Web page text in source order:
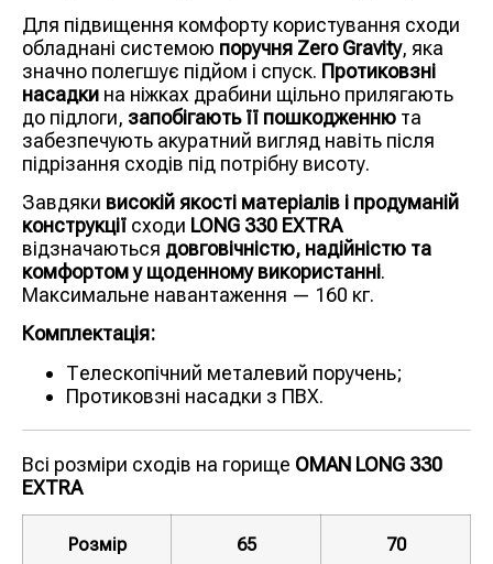
Для підвищення комфорту користування сходи
обладнані системою поручня Zero Gravity, яка
значно полегшує підйом і спуск. Протиковзні
насадки на ніжках драбини щільно прилягають
до підлоги, запобігають її пошкодженню та
забезпечують акуратний вигляд навіть після
підрізання сходів під потрібну висоту.
Завдяки високій якості матеріалів і продуманій
конструкції сходи LONG 330 EXTRA
відзначаються довговічністю, надійністю та
комфортом у щоденному використанні.
Максимальне навантаження — 160 кг.
Комплектація:
Телескопічний металевий поручень;
Протиковзні насадки з ПВХ.
Всі розміри сходів на горище OMAN LONG 330
EXTRA
Розмір 65 70